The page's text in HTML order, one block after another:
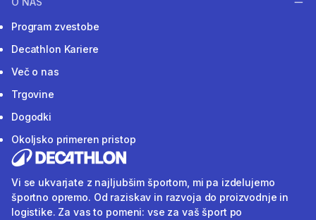
Program zvestobe
Decathlon Kariere
Več o nas
Trgovine
Dogodki
Okoljsko primeren pristop
Vi se ukvarjate z najljubšim športom, mi pa izdelujemo
športno opremo. Od raziskav in razvoja do proizvodnje in
logistike. Za vas to pomeni: vse za vaš šport po